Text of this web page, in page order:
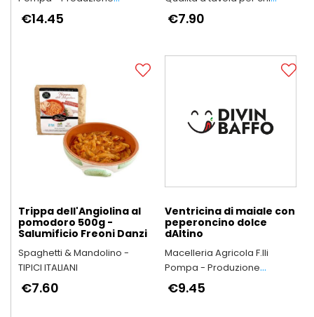
Arrosticini Abruzzesi
artigianali
€14.45
vuole dedicare tempo a chi
ama
€7.90
Trippa dell'Angiolina al
pomodoro 500g -
Salumificio Freoni Danzi
Spaghetti & Mandolino -
TIPICI ITALIANI
€7.60
Ventricina di maiale con
peperoncino dolce
dAltino
Macelleria Agricola F.lli
Pompa - Produzione
Arrosticini Abruzzesi
artigianali
€9.45